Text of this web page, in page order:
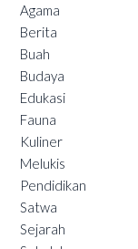
Agama
Berita
Buah
Budaya
Edukasi
Fauna
Kuliner
Melukis
Pendidikan
Satwa
Sejarah